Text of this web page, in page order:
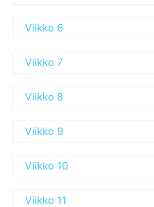
Viikko 6
Viikko 7
Viikko 8
Viikko 9
Viikko 10
Viikko 11